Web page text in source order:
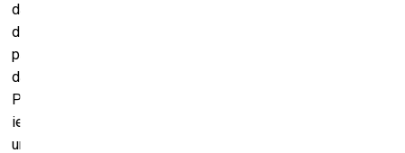
darbus, kas būs skatāmi pirmo reiz. Līdzās Latvijā
dzīvojošo mākslinieku darbiem, daudzi no tiem jau šobrīd
pārstāv Latvijas laikmetīgo mākslu visā Eiropā – izstādē
darbi ieradušies arī no Francijas, Vācijas, Nīderlandes,
Portugāles un Šveices. Izstādē apskatāmos darbus būs
iespējams iegādāties, līdzekļi tiks novirzīti māksliniekiem
un TUR_telpa turpmākajai darbībai. TUR_telpa jau šobrīd